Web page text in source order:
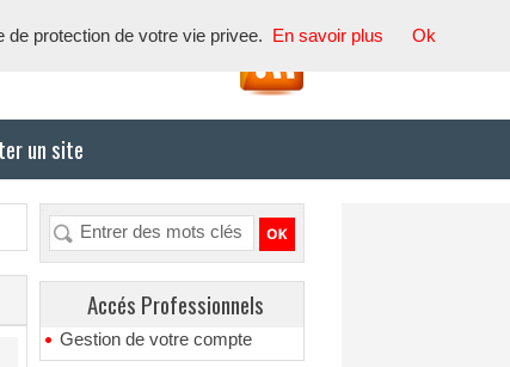
un site
Accés Professionnels
Gestion de votre compte
de protection de votre vie privee. En savoir plus Ok